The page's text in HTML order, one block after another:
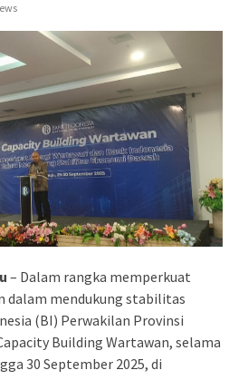
– Dalam rangka memperkuat
dalam mendukung stabilitas
(BI) Perwakilan Provinsi
Building Wartawan, selama
30 September 2025, di